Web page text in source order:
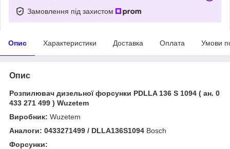
Замовлення під захистом
Опис Характеристики Доставка Оплата Умови
Опис
Розпилювач дизельної форсунки PDLLA 136 S 1094 ( ан. 0
433 271 499 ) Wuzetem
Виробник: Wuzetem
Аналоги: 0433271499 / DLLA136S1094 Bosch
Форсунки: